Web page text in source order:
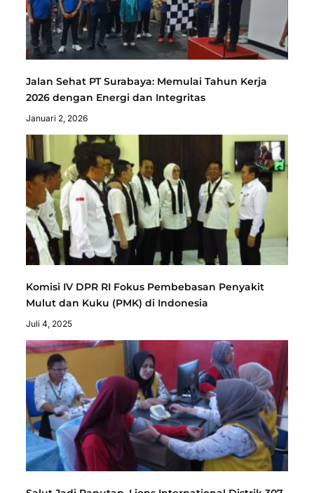
Jalan Sehat PT Surabaya: Memulai Tahun Kerja
2026 dengan Energi dan Integritas
Januari 2, 2026
Komisi IV DPR RI Fokus Pembebasan Penyakit
Mulut dan Kuku (PMK) di Indonesia
Juli 4, 2025